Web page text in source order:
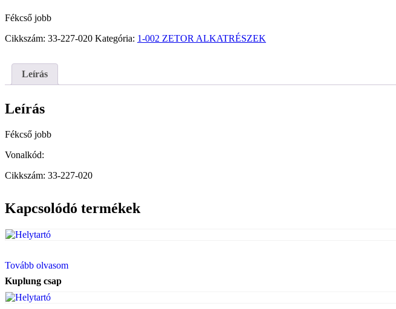
Fékcső jobb
Cikkszám: 33-227-020 Kategória: 1-002 ZETOR ALKATRÉSZEK
Leírás
Leírás
Fékcső jobb
Vonalkód:
Cikkszám: 33-227-020
Kapcsolódó termékek
Tovább olvasom
Kuplung csap